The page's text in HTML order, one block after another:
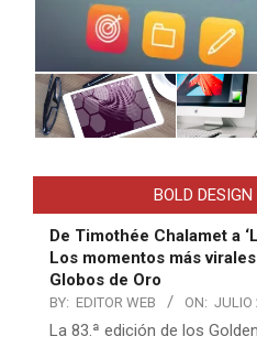
BOLD
De Timothée Chalamet a
Los momentos más
Globos de Oro
BY: EDITOR WEB ON: JULIO
La 83.ª edición de los